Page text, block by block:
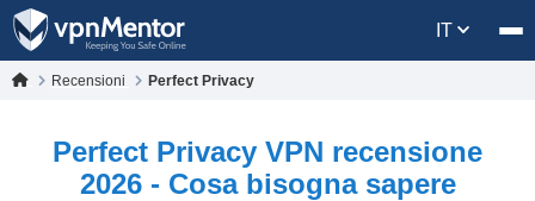
IT
Recensioni Perfect Privacy
Perfect Privacy VPN recensione
2026 - Cosa bisogna sapere